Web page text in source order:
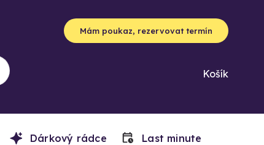
Mám poukaz, rezervovat termín
Košík
Dárkový rádce Last minute